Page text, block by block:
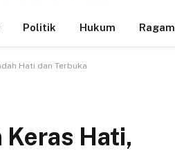
Politik Hukum Ragam
Hati dan Terbuka
Keras Hati,